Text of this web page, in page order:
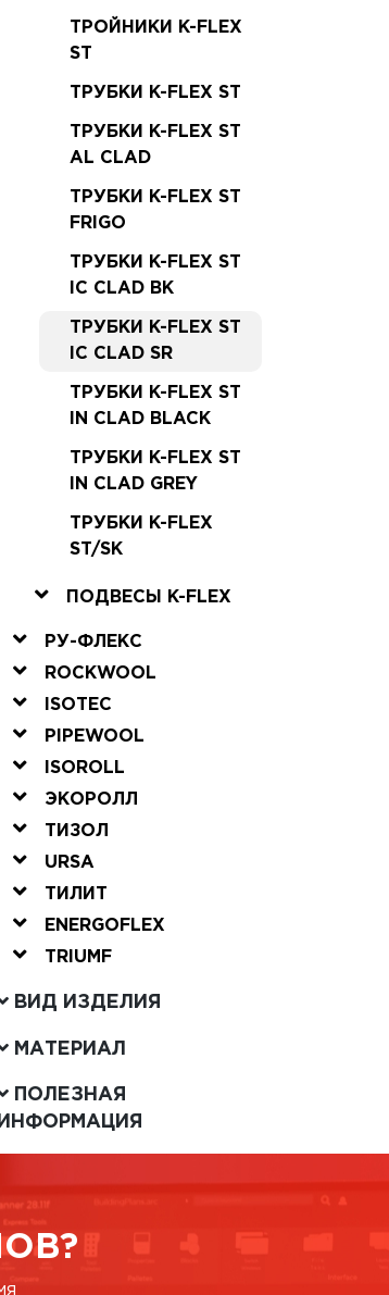
ТРОЙНИКИ K-FLEX
ST
ТРУБКИ K-FLEX ST
ТРУБКИ K-FLEX ST
AL CLAD
ТРУБКИ K-FLEX ST
FRIGO
ТРУБКИ K-FLEX ST
IC CLAD BK
ТРУБКИ K-FLEX ST
IC CLAD SR
ТРУБКИ K-FLEX ST
IN CLAD BLACK
ТРУБКИ K-FLEX ST
IN CLAD GREY
ТРУБКИ K-FLEX
ST/SK
ПОДВЕСЫ K-FLEX
РУ-ФЛЕКС
ROCKWOOL
ISOTEC
PIPEWOOL
ISOROLL
ЭКОРОЛЛ
ТИЗОЛ
URSA
ТИЛИТ
ENERGOFLEX
TRIUMF
ВИД ИЗДЕЛИЯ
МАТЕРИАЛ
ПОЛЕЗНАЯ
ИНФОРМАЦИЯ